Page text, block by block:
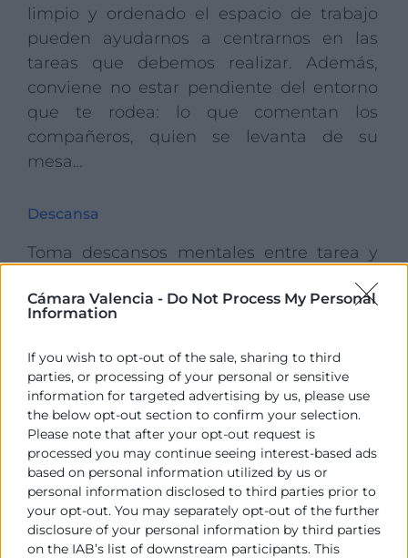
Cámara Valencia - Do Not Process My Personal
Information
If you wish to opt-out of the sale, sharing to third
parties, or processing of your personal or sensitive
information for targeted advertising by us, please use
the below opt-out section to confirm your selection.
Please note that after your opt-out request is
processed you may continue seeing interest-based ads
based on personal information utilized by us or
personal information disclosed to third parties prior to
your opt-out. You may separately opt-out of the further
disclosure of your personal information by third parties
on the IAB’s list of downstream participants. This
limpio y ordenado el espacio de trabajo
pueden ayudarnos a centrarnos en las
tareas que debemos realizar. Además,
conviene no estar pendiente del entorno
que te rodea: lo que comentan los
compañeros, quien se levanta de su
mesa…
Descansa
Toma descansos mentales entre tarea y
incrementa tu productividad y tu cerebro
delante. Además, tu creatividad se
incrementa. Desconecta al menos un 2 o 3
minutos por cada 40 minutos de
actividad.
Trabaja en equpo
Fomenta el trabajo en equipo y confía en
los demás. Si delegas parte de tu trabajo